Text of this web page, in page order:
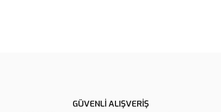
Ürün açıklamasında eksik bilgiler bulunuyor.
GÜVENLİ ALIŞVERİŞ